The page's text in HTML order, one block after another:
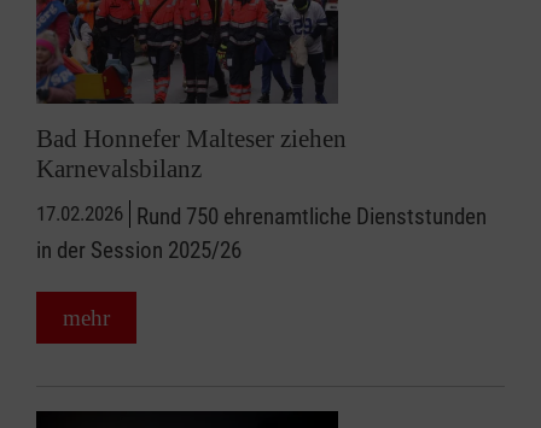
Bad Honnefer Malteser ziehen
Karnevalsbilanz
17.02.2026 Rund 750 ehrenamtliche Dienststunden
in der Session 2025/26
mehr